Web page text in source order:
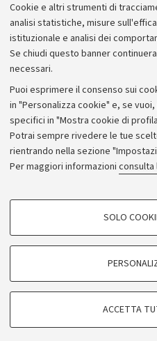
Cookie e altri strumenti di
analisi statistiche, misure
istituzionale e analisi dei
Se chiudi questo banner
necessari.
Puoi esprimere il consenso sui
in "Personalizza cookie" e, se
specifici in "Mostra cookie di
Potrai sempre rivedere le tue
rientrando nella sezione
Per maggiori informazioni consulta
COOKIE DI PROFILAZIONE -
COOKIE TECNICI - NECESSARI
Si tratta di cookie tecnici utilizzati,
SOLO
ACCETTA
© Copyright 2026 - ALMA
Bologna - Via Zamboni, 33 -
CF:
Privacy
Note legali